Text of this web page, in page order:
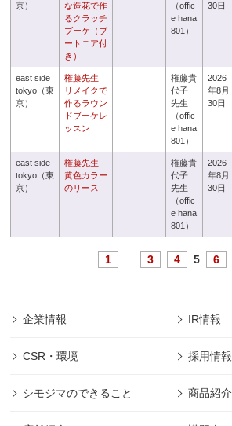
京）
な造花で作
るクラッチ
ブーケ（ブ
ートニア付
き）
（offic
e hana
801）
30日
east side
tokyo（東
京）
権藤先生
リメイクで
作るラウン
ドブーケレ
ッスン
権藤貴
代子
先生
（offic
e hana
801）
2026
年8月
30日
east side
tokyo（東
京）
権藤先生
黄色カラー
のリース
権藤貴
代子
先生
（offic
e hana
801）
2026
年8月
30日
1 3 4 5 6
企業情報 IR情報
CSR・環境 採用情報
シモジマのできること 商品紹介